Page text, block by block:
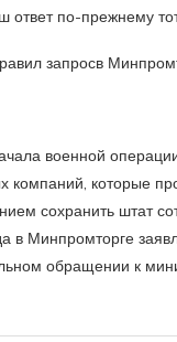
ответ по-прежнему
запросв
военной
компаний, которые
сохранить штат
в Минпромторге
обращении к